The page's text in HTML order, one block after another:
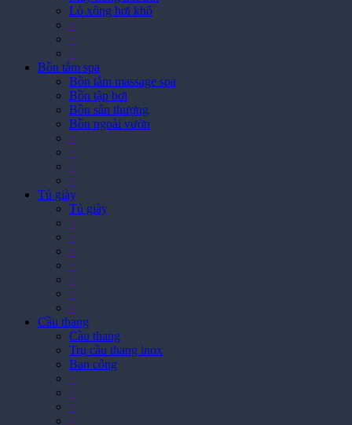
>
>
>
Bồn tắm spa
Bồn tắm massage spa
Bồn tập bơi
Bồn sân thượng
Bồn ngoài vườn
>
>
>
>
Tủ giày
Tủ giày
>
>
>
>
>
>
>
Cầu thang
Cầu thang
Trụ cầu thang inox
Ban công
>
>
>
>
>